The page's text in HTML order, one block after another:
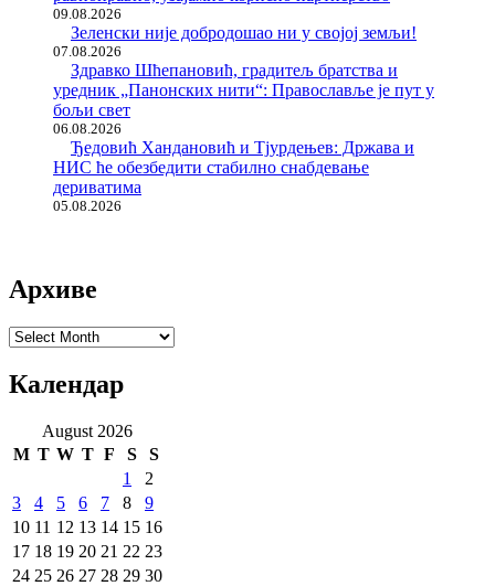
09.08.2026
Зеленски није добродошао ни у својој земљи!
07.08.2026
Здравко Шћепановић, градитељ братства и
уредник „Панонских нити“: Православље је пут у
бољи свет
06.08.2026
Ђедовић Хандановић и Тјурдењев: Држава и
НИС ће обезбедити стабилно снабдевање
дериватима
05.08.2026
Архиве
Архиве
Календар
August 2026
M T W T F S
S
1
2
3
4 5 6 7 8
9
10 11 12 13 14 15 16
17 18 19 20 21 22 23
24 25 26 27 28 29 30